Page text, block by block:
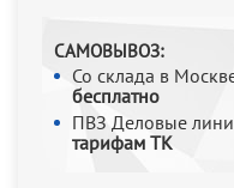
САМОВЫВОЗ:
Со склада в
бесплатно
ПВЗ Деловые
тарифам ТК